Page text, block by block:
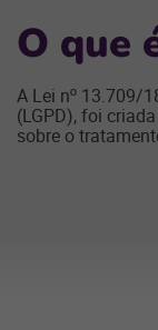
O que
A Lei nº 13.709/
(LGPD), foi
sobre o